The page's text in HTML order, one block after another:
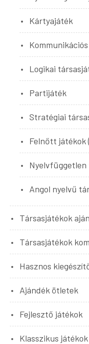
Kártyajáték
Logikai
Partijáték
Stratégiai
Felnőtt játékok
Angol nyelvű
Társasjátékok
Társasjátékok
Hasznos
Ajándék ötletek
Fejlesztő játékok
Klasszikus játékok